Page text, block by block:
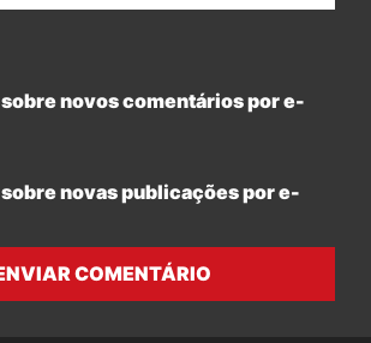
novos comentários por e-
novas publicações por e-
COMENTÁRIO